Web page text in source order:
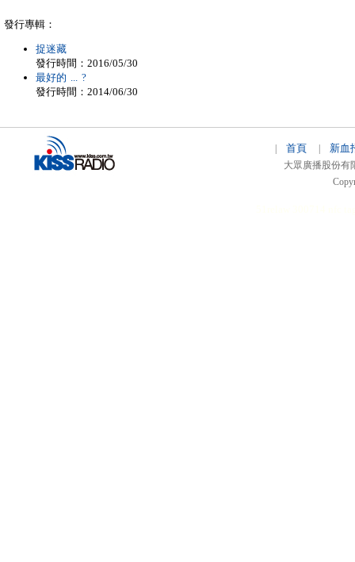
發行專輯：
捉迷藏
發行時間：2016/05/30
最好的 ... ?
發行時間：2014/06/30
| 首頁| 新血
大眾廣播股份有